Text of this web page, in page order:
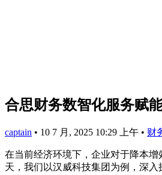
合思财务数智化服务赋
captain • 10 7 月, 2025 10:29 上午 • 财
在当前经济环境下，企业对于降本
天，我们以汉威科技集团为例，深